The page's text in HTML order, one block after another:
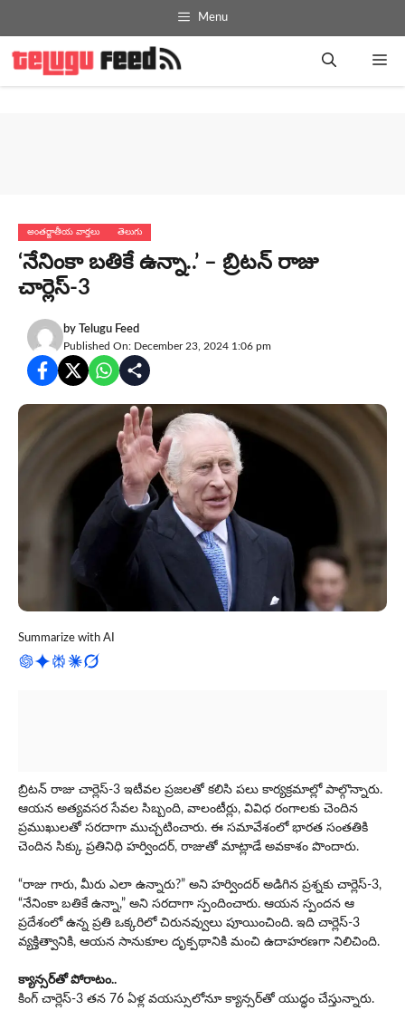
Menu
అంతర్జాతీయ వార్తలు తెలుగు
‘నేనింకా బతికే ఉన్నా..’ – బ్రిటన్ రాజు
చార్లెస్-3
by Telugu Feed
Published On: December 23, 2024 1:06 pm
Summarize with AI
బ్రిటన్ రాజు చార్లెస్-3 ఇటీవల ప్రజలతో కలిసి పలు కార్యక్రమాల్లో పాల్గొన్నారు.
ఆయన అత్యవసర సేవల సిబ్బంది, వాలంటీర్లు, వివిధ రంగాలకు చెందిన
ప్రముఖులతో సరదాగా ముచ్చటించారు. ఈ సమావేశంలో భారత సంతతికి
చెందిన సిక్కు ప్రతినిధి హర్విందర్, రాజుతో మాట్లాడే అవకాశం పొందారు.
“రాజు గారు, మీరు ఎలా ఉన్నారు?” అని హర్విందర్ అడిగిన ప్రశ్నకు చార్లెస్-3,
“నేనింకా బతికే ఉన్నా,” అని సరదాగా స్పందించారు. ఆయన స్పందన ఆ
ప్రదేశంలో ఉన్న ప్రతి ఒక్కరిలో చిరునవ్వులు పూయించింది. ఇది చార్లెస్-3
వ్యక్తిత్వానికి, ఆయన సానుకూల దృక్పథానికి మంచి ఉదాహరణగా నిలిచింది.
క్యాన్స‌ర్‌తో పోరాటం..
కింగ్ చార్లెస్-3 త‌న 76 ఏళ్ల వ‌య‌స్సులోనూ క్యాన్స‌ర్‌తో యుద్ధం చేస్తున్నారు.